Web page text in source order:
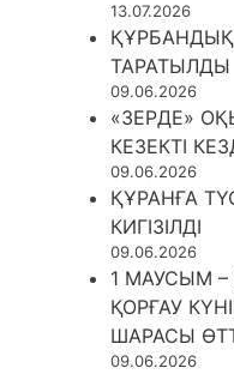
13.07.2026
ТАРАТЫЛДЫ
09.06.2026
«ЗЕРДЕ»
КЕЗЕКТІ
09.06.2026
ҚҰРАНҒА
КИГІЗІЛДІ
09.06.2026
1 МАУСЫМ
ҚОРҒАУ
ШАРАСЫ
09.06.2026